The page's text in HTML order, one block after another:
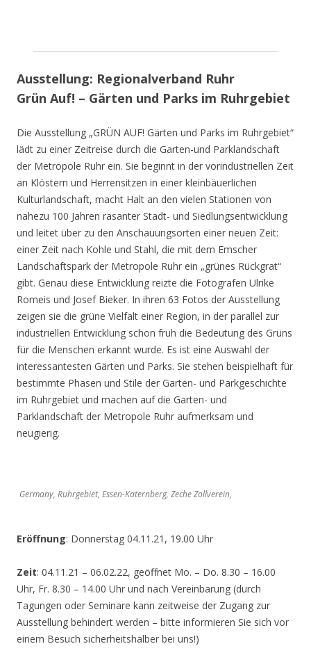
Ausstellung: Regionalverband Ruhr
Grün Auf! – Gärten und Parks im Ruhrgebiet
Die Ausstellung „GRÜN AUF! Gärten und Parks im Ruhrgebiet“
lädt zu einer Zeitreise durch die Garten-und Parklandschaft
der Metropole Ruhr ein. Sie beginnt in der vorindustriellen Zeit
an Klöstern und Herrensitzen in einer kleinbäuerlichen
Kulturlandschaft, macht Halt an den vielen Stationen von
nahezu 100 Jahren rasanter Stadt- und Siedlungsentwicklung
und leitet über zu den Anschauungsorten einer neuen Zeit:
einer Zeit nach Kohle und Stahl, die mit dem Emscher
Landschaftspark der Metropole Ruhr ein „grünes Rückgrat“
gibt. Genau diese Entwicklung reizte die Fotografen Ulrike
Romeis und Josef Bieker. In ihren 63 Fotos der Ausstellung
zeigen sie die grüne Vielfalt einer Region, in der parallel zur
industriellen Entwicklung schon früh die Bedeutung des Grüns
für die Menschen erkannt wurde. Es ist eine Auswahl der
interessantesten Gärten und Parks. Sie stehen beispielhaft für
bestimmte Phasen und Stile der Garten- und Parkgeschichte
im Ruhrgebiet und machen auf die Garten- und
Parklandschaft der Metropole Ruhr aufmerksam und
neugierig.
Germany, Ruhrgebiet, Essen-Katernberg, Zeche Zollverein,
Eröffnung: Donnerstag 04.11.21, 19.00 Uhr
Zeit: 04.11.21 – 06.02.22, geöffnet Mo. – Do. 8.30 – 16.00
Uhr, Fr. 8.30 – 14.00 Uhr und nach Vereinbarung (durch
Tagungen oder Seminare kann zeitweise der Zugang zur
Ausstellung behindert werden – bitte informieren Sie sich vor
einem Besuch sicherheitshalber bei uns!)